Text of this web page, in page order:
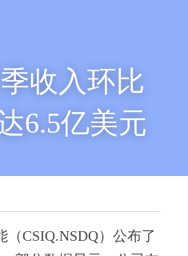
收入环比
6.5亿美元
CSIQ.NSDQ）公布了